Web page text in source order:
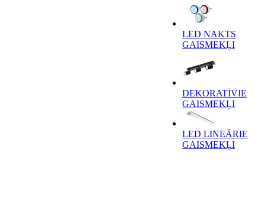
LED NAKTS
GAISMEKĻI
DEKORATĪVIE
GAISMEKĻI
LED LINEĀRIE
GAISMEKĻI